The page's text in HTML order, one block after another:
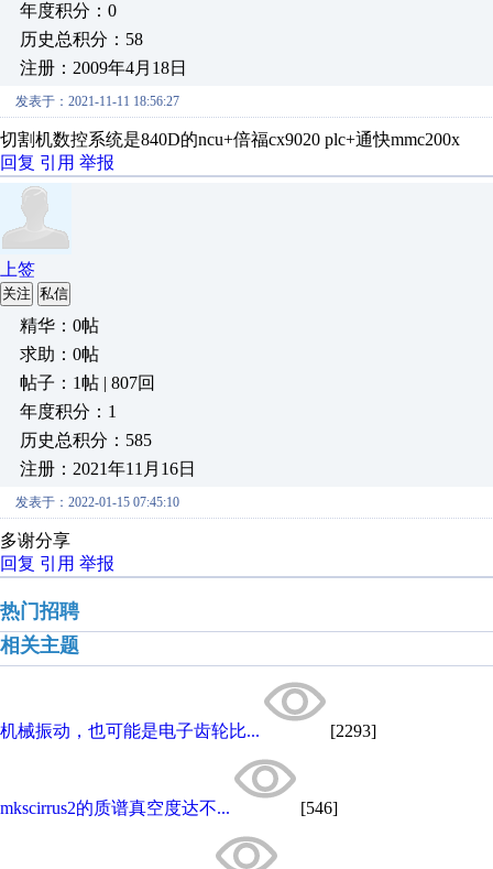
年度积分：0
历史总积分：58
注册：2009年4月18日
发表于：2021-11-11 18:56:27
切割机数控系统是840D的ncu+倍福cx9020 plc+通快mmc200x
回复 引用 举报
上签
关注 私信
精华：0帖
求助：0帖
帖子：1帖 | 807回
年度积分：1
历史总积分：585
注册：2021年11月16日
发表于：2022-01-15 07:45:10
多谢分享
回复 引用 举报
热门招聘
相关主题
机械振动，也可能是电子齿轮比... [2293]
mkscirrus2的质谱真空度达不... [546]